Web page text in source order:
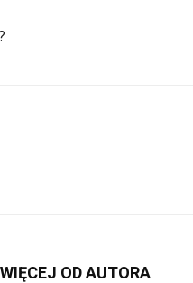
WIĘCEJ OD AUTORA